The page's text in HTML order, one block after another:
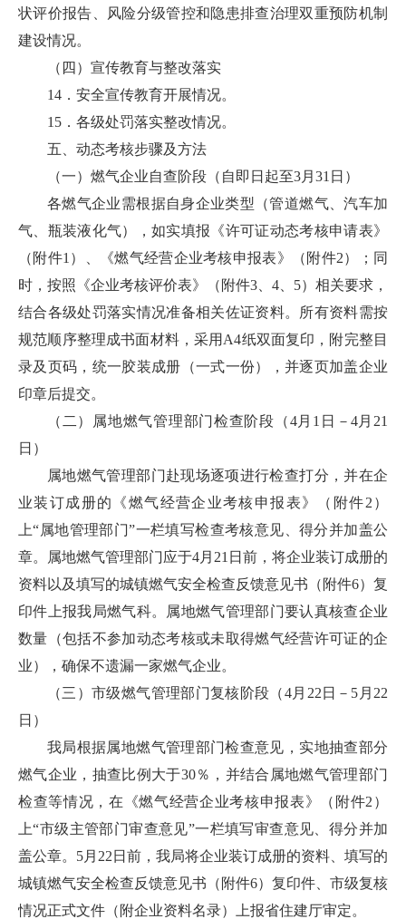
状评价报告、风险分级管控和隐患排查治理双重预防机制
建设情况。
（四）宣传教育与整改落实
14．安全宣传教育开展情况。
15．各级处罚落实整改情况。
五、动态考核步骤及方法
（一）燃气企业自查阶段（自即日起至3月31日）
各燃气企业需根据自身企业类型（管道燃气、汽车加
气、瓶装液化气），如实填报《许可证动态考核申请表》
（附件1）、《燃气经营企业考核申报表》（附件2）；同
时，按照《企业考核评价表》（附件3、4、5）相关要求，
结合各级处罚落实情况准备相关佐证资料。所有资料需按
规范顺序整理成书面材料，采用A4纸双面复印，附完整目
录及页码，统一胶装成册（一式一份），并逐页加盖企业
印章后提交。
（二）属地燃气管理部门检查阶段（4月1日－4月21
日）
属地燃气管理部门赴现场逐项进行检查打分，并在企
业装订成册的《燃气经营企业考核申报表》（附件2）
上“属地管理部门”一栏填写检查考核意见、得分并加盖公
章。属地燃气管理部门应于4月21日前，将企业装订成册的
资料以及填写的城镇燃气安全检查反馈意见书（附件6）复
印件上报我局燃气科。属地燃气管理部门要认真核查企业
数量（包括不参加动态考核或未取得燃气经营许可证的企
业），确保不遗漏一家燃气企业。
（三）市级燃气管理部门复核阶段（4月22日－5月22
日）
我局根据属地燃气管理部门检查意见，实地抽查部分
燃气企业，抽查比例大于30％，并结合属地燃气管理部门
检查等情况，在《燃气经营企业考核申报表》（附件2）
上“市级主管部门审查意见”一栏填写审查意见、得分并加
盖公章。5月22日前，我局将企业装订成册的资料、填写的
城镇燃气安全检查反馈意见书（附件6）复印件、市级复核
情况正式文件（附企业资料名录）上报省住建厅审定。